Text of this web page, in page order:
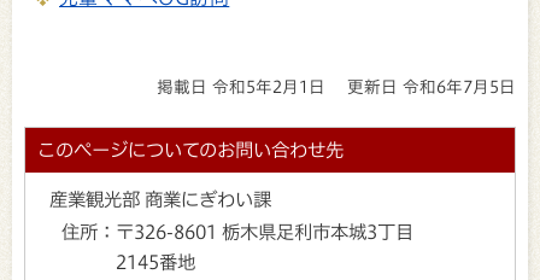
掲載日 令和5年2月1日 更新日 令和6年7月5日
このページについてのお問い合わせ先
産業観光部 商業にぎわい課
住所： 〒326-8601 栃木県足利市本城3丁目
2145番地